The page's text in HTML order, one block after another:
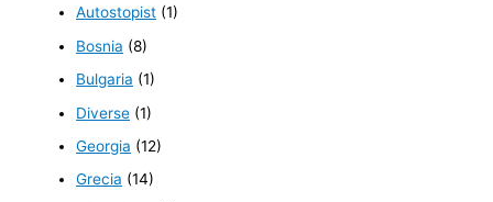
Autostopist (1)
Bosnia (8)
Bulgaria (1)
Diverse (1)
Georgia (12)
Grecia (14)